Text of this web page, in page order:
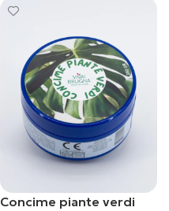
Concime piante verdi